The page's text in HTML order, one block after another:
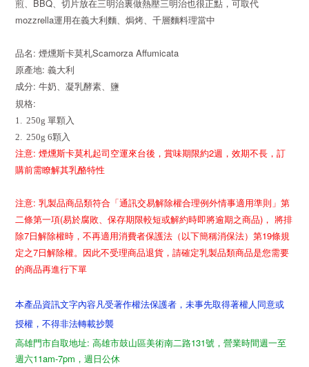
煎、 BBQ、切片放在三明治裏做熱壓三明治也很正點，可取代
mozzrella運用在義大利麵、焗烤、千層麵料理當中
品名 : 煙燻斯卡莫札Scamorza Affumicata
原產地: 義大利
成分: 牛奶、凝乳酵素、鹽
規格:
1. 250g 單顆入
2. 250g 6顆入
注意: 煙燻斯卡莫札起司空運來台後，賞味期限約2週，效期不長，訂
購前需瞭解其乳酪特性
注意: 乳製品商品類符合「通訊交易解除權合理例外情事適用準則」第
二條第一項(易於腐敗、保存期限較短或解約時即將逾期之商品)， 將排
除7日解除權時，不再適用消費者保護法（以下簡稱消保法）第19條規
定之7日解除權。因此不受理商品退貨，請確定乳製品類商品是您需要
的商品再進行下單
本產品資訊文字內容凡受著作權法保護者，未事先取得著權人同意或
授權，不得非法轉載抄襲
高雄門市自取地址: 高雄市鼓山區美術南二路131號，營業時間週一至
週六11am-7pm，週日公休